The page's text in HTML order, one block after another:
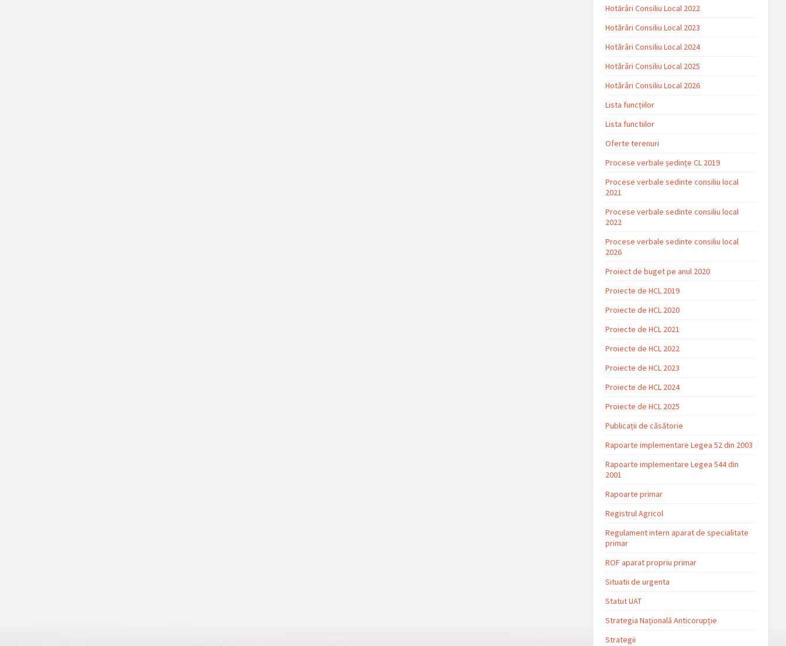
Hotărâri Consiliu Local 2022
Hotărâri Consiliu Local 2023
Hotărâri Consiliu Local 2024
Hotărâri Consiliu Local 2025
Hotărâri Consiliu Local 2026
Lista funcțiilor
Lista functiilor
Oferte terenuri
Procese verbale ședințe CL 2019
Procese verbale sedinte consiliu local
2021
Procese verbale sedinte consiliu local
2022
Procese verbale sedinte consiliu local
2026
Proiect de buget pe anul 2020
Proiecte de HCL 2019
Proiecte de HCL 2020
Proiecte de HCL 2021
Proiecte de HCL 2022
Proiecte de HCL 2023
Proiecte de HCL 2024
Proiecte de HCL 2025
Publicații de căsătorie
Rapoarte implementare Legea 52 din 2003
Rapoarte implementare Legea 544 din
2001
Rapoarte primar
Registrul Agricol
Regulament intern aparat de specialitate
primar
ROF aparat propriu primar
Situatii de urgenta
Statut UAT
Strategia Națională Anticorupție
Strategii